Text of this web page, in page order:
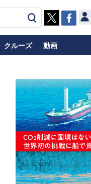
クルーズ 動画